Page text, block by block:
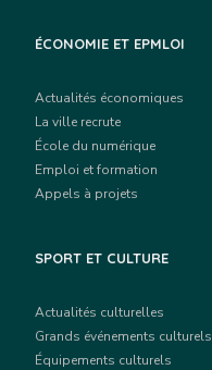
ÉCONOMIE ET EPMLOI
Actualités économiques
La ville recrute
École du numérique
Emploi et formation
Appels à projets
SPORT ET CULTURE
Actualités culturelles
Grands événements culturels
Équipements culturels